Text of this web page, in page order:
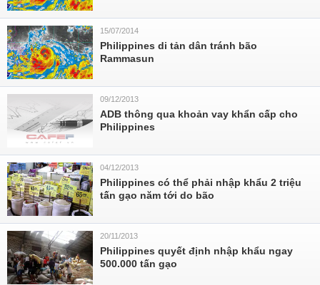
15/07/2014
Philippines di tản dân tránh bão
Rammasun
09/12/2013
ADB thông qua khoản vay khẩn cấp cho
Philippines
04/12/2013
Philippines có thể phải nhập khẩu 2 triệu
tấn gạo năm tới do bão
20/11/2013
Philippines quyết định nhập khẩu ngay
500.000 tấn gạo